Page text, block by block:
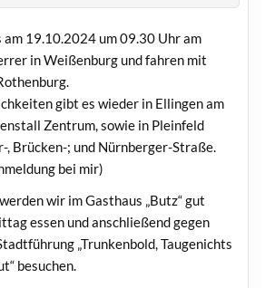
19.10.2024 um 09.30 Uhr am
in Weißenburg und fahren mit
gibt es wieder in Ellingen am
Zentrum, sowie in Pleinfeld
, Brücken-; und Nürnberger-Straße.
bei mir)
wir im Gasthaus „Butz“ gut
essen und anschließend gegen
„Trunkenbold, Taugenichts
besuchen.